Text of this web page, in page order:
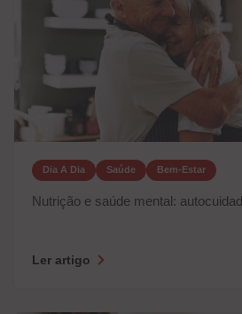
Dia A Dia Saúde Bem-Estar
Nutrição e saúde mental:
Ler artigo